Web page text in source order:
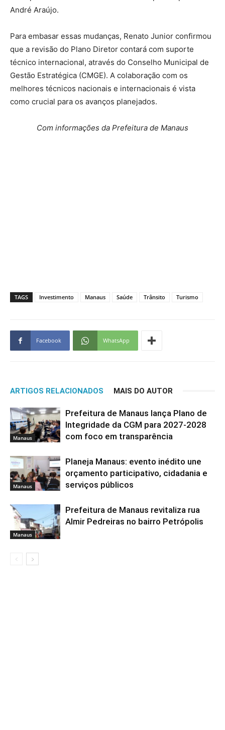
André Araújo.
Para embasar essas mudanças, Renato Junior confirmou
que a revisão do Plano Diretor contará com suporte
técnico internacional, através do Conselho Municipal de
Gestão Estratégica (CMGE). A colaboração com os
melhores técnicos nacionais e internacionais é vista
como crucial para os avanços planejados.
Com informações da Prefeitura de Manaus
TAGS Investimento Manaus Saúde Trânsito Turismo
Facebook WhatsApp
ARTIGOS RELACIONADOS MAIS DO AUTOR
Manaus
Prefeitura de Manaus lança Plano de
Integridade da CGM para 2027-2028
com foco em transparência
Manaus
Planeja Manaus: evento inédito une
orçamento participativo, cidadania e
serviços públicos
Manaus
Prefeitura de Manaus revitaliza rua
Almir Pedreiras no bairro Petrópolis